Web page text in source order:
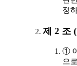
정
제 2 조
①
으